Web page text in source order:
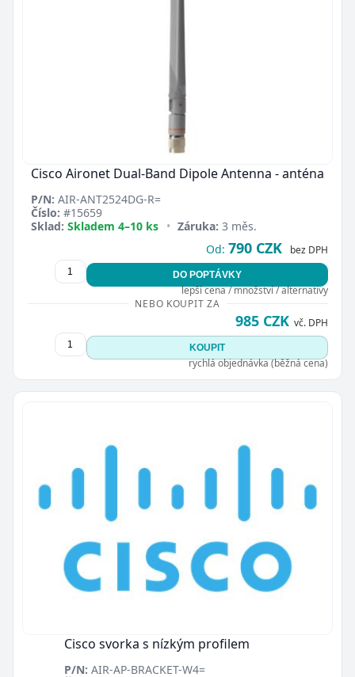
Cisco Aironet Dual-Band Dipole Antenna - anténa
P/N: AIR-ANT2524DG-R=
Číslo: #15659
Sklad: Skladem 4–10 ks • Záruka: 3 měs.
Od: 790 CZK bez DPH
DO POPTÁVKY
lepší cena / množství / alternativy
NEBO KOUPIT ZA
985 CZK vč. DPH
KOUPIT
rychlá objednávka (běžná cena)
Cisco svorka s nízkým profilem
P/N: AIR-AP-BRACKET-W4=